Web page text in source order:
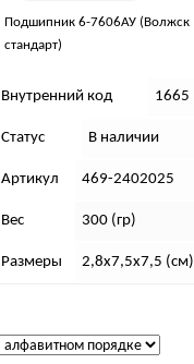
Подшипник 6-7606АУ (Волжск
стандарт)
Внутренний код 1665
Статус В наличии
Артикул 469-2402025
Вес 300 (гр)
Размеры 2,8х7,5х7,5 (см)